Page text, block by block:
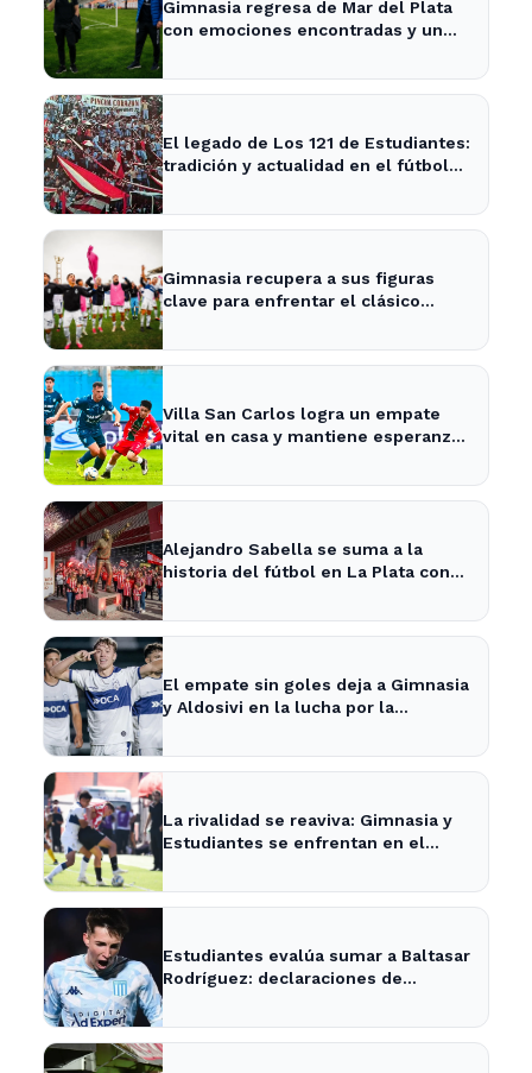
Gimnasia regresa de Mar del Plata
con emociones encontradas y un
El legado de Los 121 de Estudiantes:
tradición y actualidad en el fútbol
Gimnasia recupera a sus figuras
clave para enfrentar el clásico
Villa San Carlos logra un empate
vital en casa y mantiene esperanzas
Alejandro Sabella se suma a la
historia del fútbol en La Plata con
El empate sin goles deja a Gimnasia
y Aldosivi en la lucha por la
La rivalidad se reaviva: Gimnasia y
Estudiantes se enfrentan en el
Estudiantes evalúa sumar a Baltasar
Rodríguez: declaraciones de